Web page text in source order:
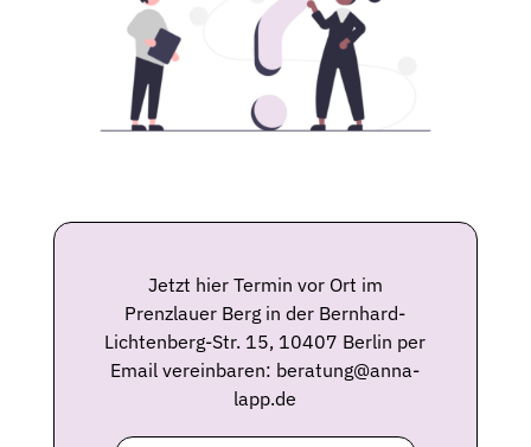
Jetzt hier Termin vor Ort im
Prenzlauer Berg in der Bernhard-
Lichtenberg-Str. 15, 10407 Berlin per
Email vereinbaren: beratung@anna-
lapp.de